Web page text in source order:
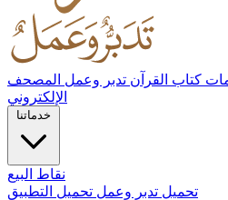
كتاب القرآن تدبر وعمل المصحف
الإلكتروني
خدماتنا
نقاط البيع
تحميل تدبر وعمل تحميل التطبيق